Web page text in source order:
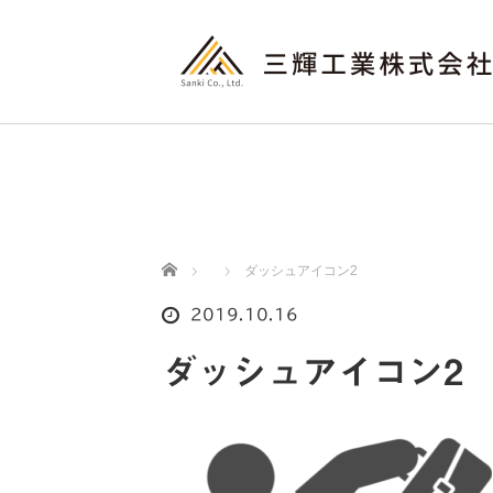
ホーム ダッシュアイコン2
2019.10.16
ダッシュアイコン2